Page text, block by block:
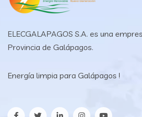
ELECGALAPAGOS S.A. es una
Provincia de Galápagos.
Energía limpia para Galápagos !